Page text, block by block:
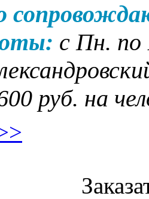
с Пн.
руб. на